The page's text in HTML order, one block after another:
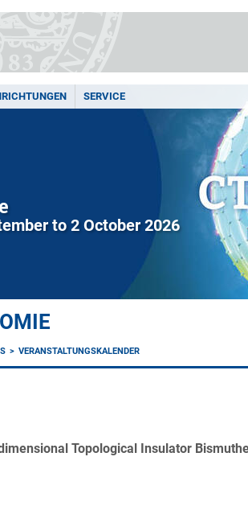
SERVICE
to 2 October 2026
VERANSTALTUNGSKALENDER
Topological Insulator